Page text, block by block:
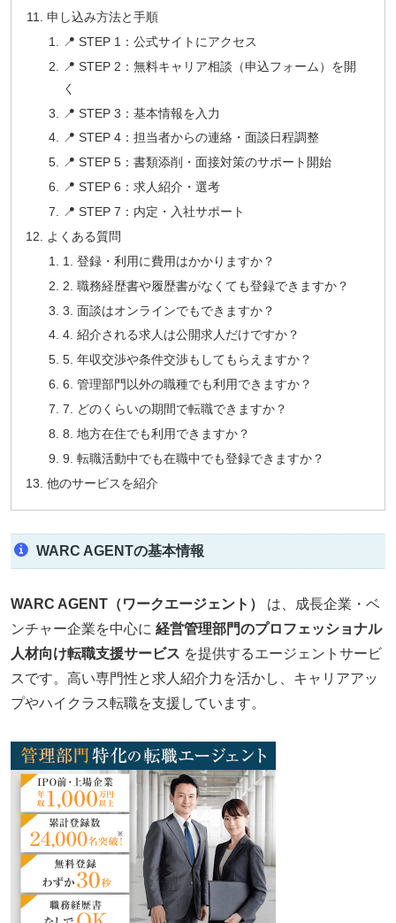
申し込み方法と手順
📍 STEP 1：公式サイトにアクセス
📍 STEP 2：無料キャリア相談（申込フォーム）を開
く
📍 STEP 3：基本情報を入力
📍 STEP 4：担当者からの連絡・面談日程調整
📍 STEP 5：書類添削・面接対策のサポート開始
📍 STEP 6：求人紹介・選考
📍 STEP 7：内定・入社サポート
よくある質問
1. 登録・利用に費用はかかりますか？
2. 職務経歴書や履歴書がなくても登録できますか？
3. 面談はオンラインでもできますか？
4. 紹介される求人は公開求人だけですか？
5. 年収交渉や条件交渉もしてもらえますか？
6. 管理部門以外の職種でも利用できますか？
7. どのくらいの期間で転職できますか？
8. 地方在住でも利用できますか？
9. 転職活動中でも在職中でも登録できますか？
他のサービスを紹介
WARC AGENTの基本情報
WARC AGENT（ワークエージェント）
は、成長企業・ベ
ンチャー企業を中心に 経営管理部門のプロフェッショナル
人材向け転職支援サービス を提供するエージェントサービ
スです。高い専門性と求人紹介力を活かし、キャリアアッ
プやハイクラス転職を支援しています。